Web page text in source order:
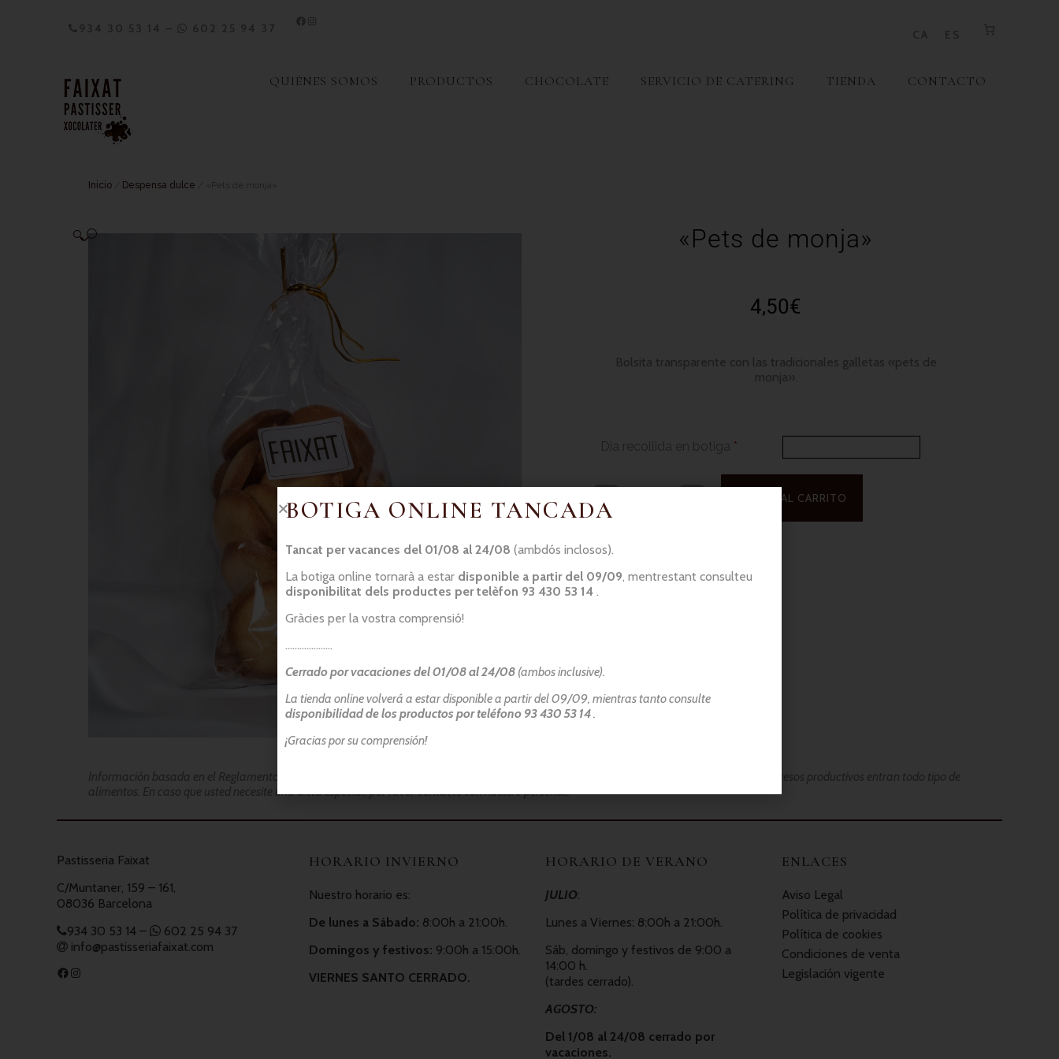
934 30 53 14 – 602 25 94 37 CA ES
QUIÉNES SOMOS PRODUCTOS CHOCOLATE SERVICIO DE CATERING TIENDA CONTACTO
Inicio Despensa dulce
🔍 «Pets de monja»
4,50€
Bolsita transparente con las tradicionales galletas «pets de
monja».
Dia recollida en botiga *
AÑADIR AL CARRITO
Información basada en el Reglamento 1169/2011:
, en nuestros procesos productivos entran todo tipo de
alimentos. En caso que usted necesite una dieta especial, por favor contacte con nuestro personal.
Pastisseria Faixat
C/Muntaner, 159 – 161,
08036 Barcelona
934 30 53 14 –
602 25 94 37
info@pastisseriafaixat.com
HORARIO INVIERNO
Nuestro horario es:
De lunes a Sábado: 8:00h a 21:00h.
Domingos y festivos: 9:00h a 15:00h.
VIERNES SANTO CERRADO.
HORARIO DE VERANO
JULIO:
Lunes a Viernes: 8:00h a 21:00h.
Sáb, domingo y festivos de 9:00 a
14:00 h.
(tardes cerrado).
AGOSTO:
Del 1/08 al 24/08 cerrado por
vacaciones.
ENLACES
Aviso Legal
Política de privacidad
Política de cookies
Condiciones de venta
Legislación vigente
BOTIGA ONLINE TANCADA
Tancat per vacances del 01/08 al 24/08 (ambdós inclosos).
La botiga online tornarà a estar disponible a partir del 09/09, mentrestant consulteu
disponibilitat dels productes per telèfon 93 430 53 14 .
Gràcies per la vostra comprensió!
………………..
Cerrado por vacaciones del 01/08 al 24/08 (ambos inclusive).
La tienda online volverá a estar disponible a partir del 09/09, mientras tanto consulte
disponibilidad de los productos por teléfono 93 430 53 14.
¡Gracias por su comprensión!